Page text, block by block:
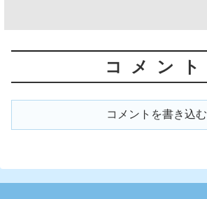
コメント
コメントを書き込む